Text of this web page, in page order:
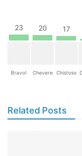
23
Bravo!
20
Chevere
17
Chistoso
Related Posts